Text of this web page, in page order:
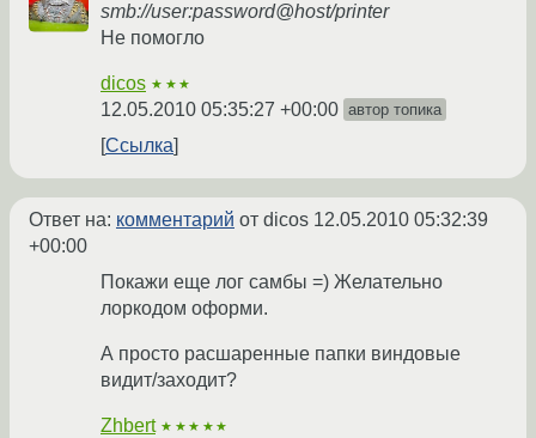
smb://user:password@host/printer
Не помогло
dicos ★★★
12.05.2010 05:35:27 +00:00 автор топика
Ссылка
Ответ на: комментарий от dicos 12.05.2010 05:32:39
+00:00
Покажи еще лог самбы =) Желательно
лоркодом оформи.
А просто расшаренные папки виндовые
видит/заходит?
Zhbert ★★★★★